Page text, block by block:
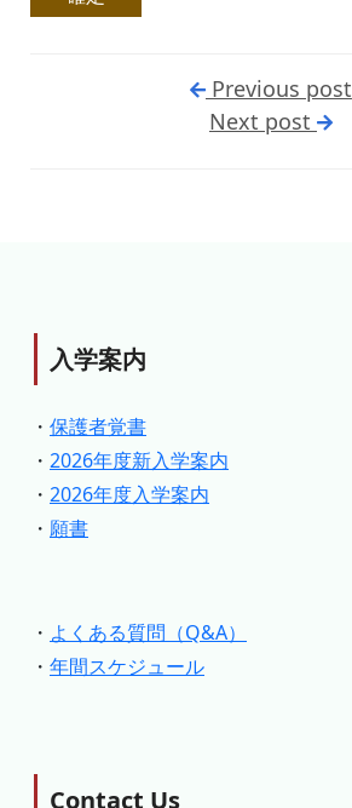
Previous post
Next post
入学案内
・ 保護者覚書
・ 2026年度新入学案内
・ 2026年度入学案内
・ 願書
・ よくある質問（Q&A）
・ 年間スケジュール
Contact Us